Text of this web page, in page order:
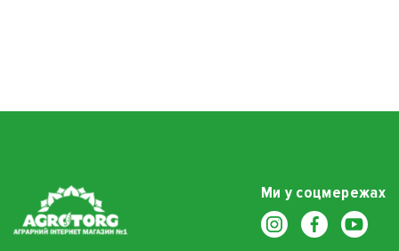
Ми у соцмережах